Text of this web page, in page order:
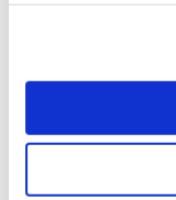
teilweise auch
wie etwa die
Massageform,
Akupressur, die
diverse